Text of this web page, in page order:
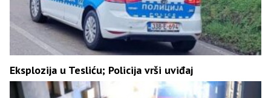
Eksplozija u Tesliću; Policija vrši uviđaj